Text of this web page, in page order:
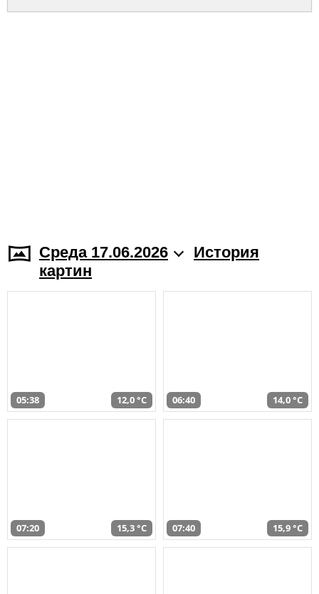
Среда 17.06.2026
История
картин
05:38 12,0 °C 06:40 14,0 °C
07:20 15,3 °C 07:40 15,9 °C